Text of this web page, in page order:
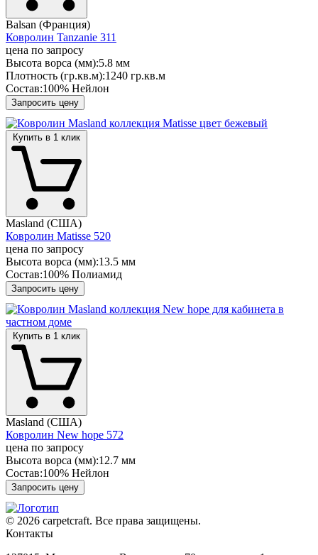
Balsan (Франция)
Ковролин Tanzanie 311
цена по запросу
Высота ворса (мм):5.8 мм
Плотность (гр.кв.м):1240 гр.кв.м
Состав:100% Нейлон
Запросить цену
Купить в 1 клик
Masland (США)
Ковролин Matisse 520
цена по запросу
Высота ворса (мм):13.5 мм
Состав:100% Полиамид
Запросить цену
Купить в 1 клик
Masland (США)
Ковролин New hope 572
цена по запросу
Высота ворса (мм):12.7 мм
Состав:100% Нейлон
Запросить цену
© 2026 carpetcraft. Все права защищены.
Контакты